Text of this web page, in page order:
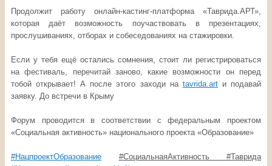
Продолжит работу онлайн-кастинг-платформа «Таврида.АРТ»,
которая даёт возможность поучаствовать в презентациях,
прослушиваниях, отборах и собеседованиях на стажировки.
Если у тебя ещё остались сомнения, стоит ли регистрироваться
на фестиваль, перечитай заново, какие возможности он перед
тобой открывает! А после этого заходи на tavrida.artи подавай
заявку. До встречи в Крыму
Форум проводится в соответствии с федеральным проектом
«Социальная активность» национального проекта «Образование»
#НацпроектОбразование #СоциальнаяАктивность #Таврида